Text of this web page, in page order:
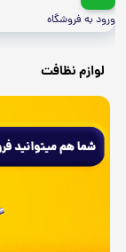
ورود به فروشگاه
لوازم نظافت